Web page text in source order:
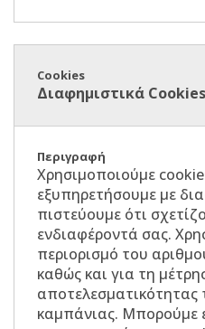
Διαφημιστικά Cookies
Χρησιμοποιούμε
εξυπηρετήσουμε με
πιστεύουμε ότι
ενδιαφέροντά σας.
περιορισμό του
καθώς και για τη
αποτελεσματικότητας
καμπάνιας. Μπορούμε